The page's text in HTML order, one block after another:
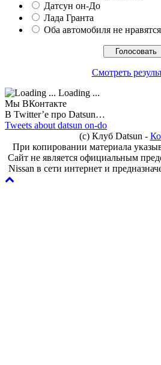
Датсун он-До
Лада Гранта
Оба автомобиля не нравятся
Смотреть
Loading ...
Мы ВКонтакте
В Twitter’e про Datsun…
Tweets about datsun on-do
(с) Клуб Datsun -
При копировании материала
Сайт не является официальным
Nissan в сети интернет и